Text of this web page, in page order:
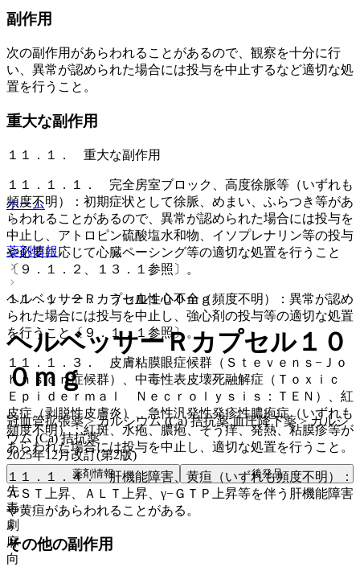
副作用
次の副作用があらわれることがあるので、観察を十分に行
い、異常が認められた場合には投与を中止するなど適切な処
置を行うこと。
重大な副作用
１１．１． 重大な副作用
１１．１．１． 完全房室ブロック、高度徐脈等（いずれも
頻度不明）：初期症状として徐脈、めまい、ふらつき等があ
らわれることがあるので、異常が認められた場合には投与を
中止し、アトロピン硫酸塩水和物、イソプレナリン等の投与
や必要に応じて心臓ペーシング等の適切な処置を行うこと
〔９．１．２、１３．１参照〕。
１１．１．２． うっ血性心不全（頻度不明）：異常が認め
られた場合には投与を中止し、強心剤の投与等の適切な処置
を行うこと〔９．１．１参照〕。
１１．１．３． 皮膚粘膜眼症候群（Ｓｔｅｖｅｎｓ−Ｊｏ
ｈｎｓｏｎ症候群）、中毒性表皮壊死融解症（Ｔｏｘｉｃ
Ｅｐｉｄｅｒｍａｌ Ｎｅｃｒｏｌｙｓｉｓ：ＴＥＮ）、紅
皮症（剥脱性皮膚炎）、急性汎発性発疹性膿疱症（いずれも
頻度不明）：紅斑、水疱、膿疱、そう痒、発熱、粘膜疹等が
あらわれた場合には投与を中止し、適切な処置を行うこと。
１１．１．４． 肝機能障害、黄疸（いずれも頻度不明）：
ＡＳＴ上昇、ＡＬＴ上昇、γ−ＧＴＰ上昇等を伴う肝機能障害
や黄疸があらわれることがある。
その他の副作用
ホーム
薬剤情報
ヘルベッサーＲカプセル１００ｍｇ
ヘルベッサーＲカプセル１０
０ｍｇ
冠血管拡張薬 > カルシウム (Ca) 拮抗薬 血圧降下薬 > カルシ
ウム (Ca) 拮抗薬
2025年12月改訂(第2版)
薬剤情報 後発品
先
毒
劇
麻
向